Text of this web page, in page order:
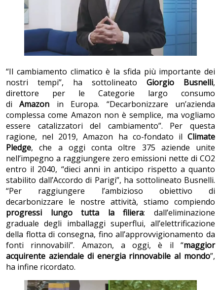
“Il cambiamento climatico è la sfida più importante dei
nostri tempi”, ha sottolineato Giorgio Busnelli,
direttore per le Categorie largo consumo
diAmazon in Europa. “Decarbonizzare un’azienda
complessa come Amazon non è semplice, ma vogliamo
essere catalizzatori del cambiamento”. Per questa
ragione, nel 2019, Amazon ha co-fondato il Climate
Pledge, che a oggi conta oltre 375 aziende unite
nell’impegno a raggiungere zero emissioni nette di CO2
entro il 2040, “dieci anni in anticipo rispetto a quanto
stabilito dall’Accordo di Parigi”, ha sottolineato Busnelli.
“Per raggiungere l’ambizioso obiettivo di
decarbonizzare le nostre attività, stiamo compiendo
progressi lungo tutta la filiera: dall’eliminazione
graduale degli imballaggi superflui, all’elettrificazione
della flotta di consegna, fino all’approvvigionamento da
fonti rinnovabili”. Amazon, a oggi, è il “maggior
acquirente aziendale di energia rinnovabile al mondo”,
ha infine ricordato.